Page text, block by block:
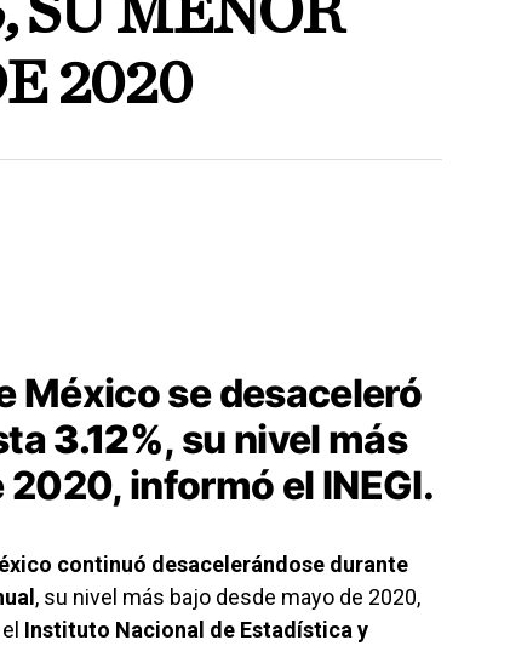
SU MENOR
2020
México se desaceleró
3.12%, su nivel más
informó el INEGI.
continuó desacelerándose durante
, su nivel más bajo desde mayo de 2020,
Instituto Nacional de Estadística y